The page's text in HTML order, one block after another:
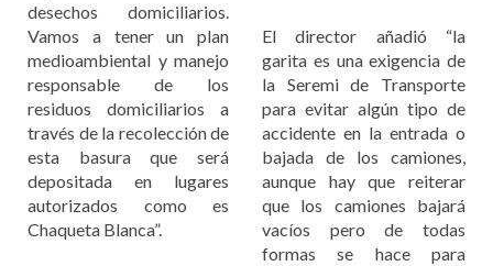
desechos domiciliarios.
Vamos a tener un plan
medioambiental y manejo
responsable de los
residuos domiciliarios a
través de la recolección de
esta basura que será
depositada en lugares
autorizados como es
Chaqueta Blanca”.
El director añadió “la
garita es una exigencia de
la Seremi de Transporte
para evitar algún tipo de
accidente en la entrada o
bajada de los camiones,
aunque hay que reiterar
que los camiones bajará
vacíos pero de todas
formas se hace para